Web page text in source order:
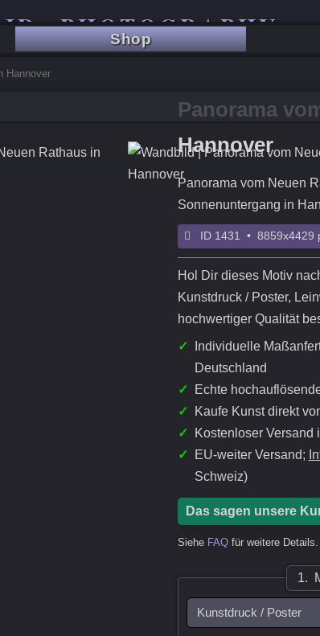
PHOTOGRAPHY
CITY - LANDSCAPE
Shop
Hannover
Panorama
Hannover
Panorama vom Neuen
Sonnenuntergang in
ID 1431 • 8859x4429
Hol Dir dieses Motiv
Kunstdruck / Poster,
hochwertiger Qualität
✓
Individuelle
Deutschland
✓
Echte
✓
Kaufe Kunst direkt
✓
Kostenloser
✓
EU-weiter Versand;
Schweiz)
Das sagen unsere
Siehe FAQ für weitere Details.
1.